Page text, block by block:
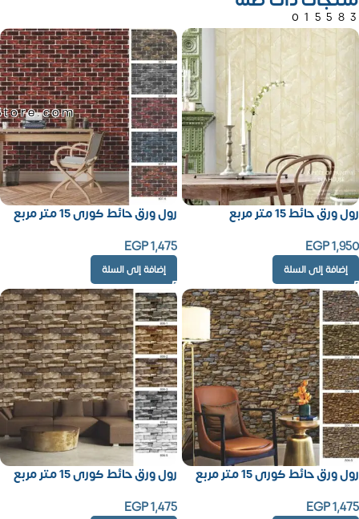
رول ورق حائط 15 متر مربع
EGP1,950
إضافة إلى السلة
رول ورق حائط كورى 15 متر مربع
EGP1,475
إضافة إلى السلة
رول ورق حائط كورى 15 متر مربع
EGP1,475
رول ورق حائط كورى 15 متر مربع
EGP1,475